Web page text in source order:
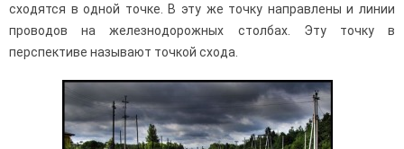
сходятся в одной точке. В эту же точку направлены и линии
проводов на железнодорожных столбах. Эту точку в
перспективе называют точкой схода.